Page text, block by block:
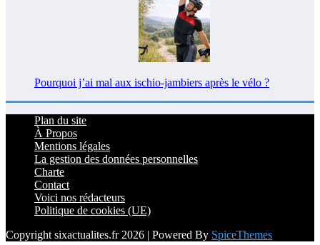
Pourquoi j’ai mal aux ischio-jambiers après le vélo ?
Plan du site
À Propos
Mentions légales
La gestion des données personnelles
Charte
Contact
Voici nos rédacteurs
Politique de cookies (UE)
Copyright sixactualites.fr 2026 | Powered By SpiceThemes